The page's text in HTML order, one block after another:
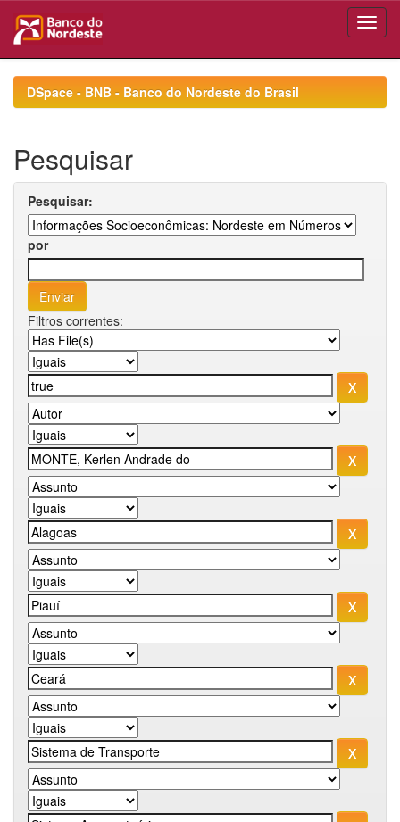
navigationDSpace - BNB - Banco do Nordeste do Brasil
Pesquisar
Pesquisar:
por
Filtros correntes: